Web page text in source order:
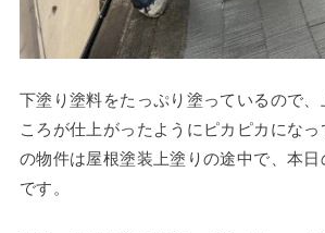
下塗り塗料をたっぷり塗っているので、
ころが仕上がったようにピカピカになっ
の物件は屋根塗装上塗りの途中で、本日
です。